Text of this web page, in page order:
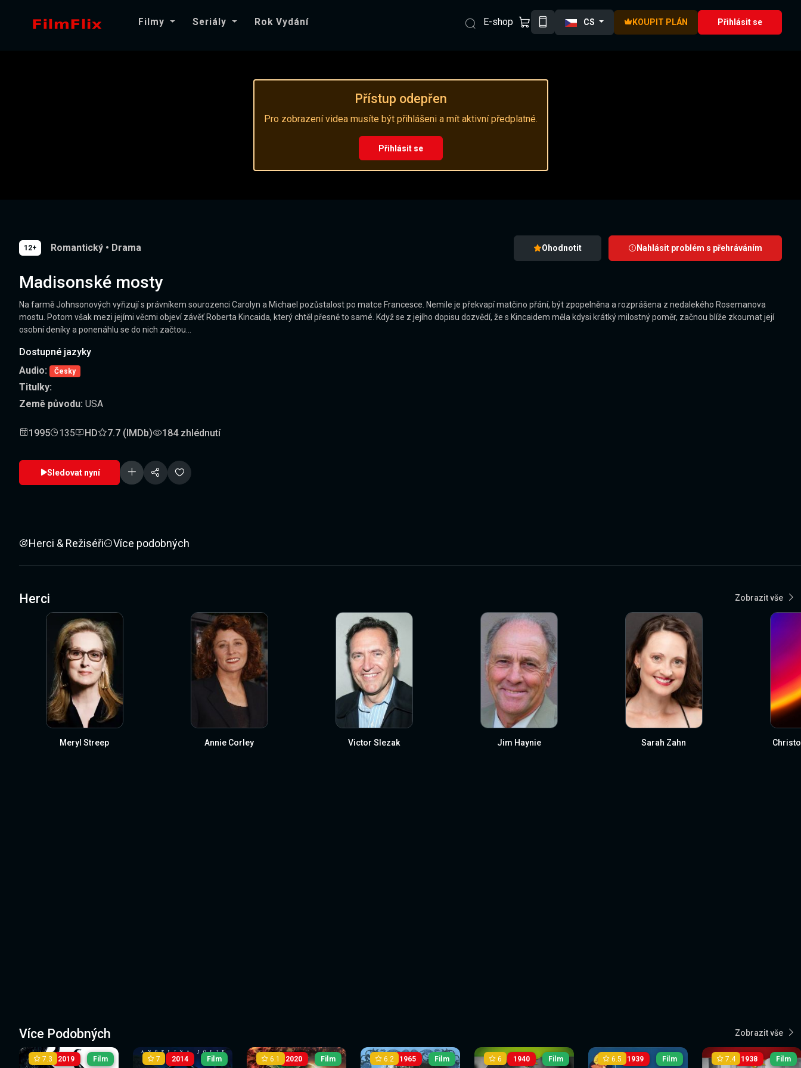
Filmy Seriály Rok Vydání E-shop CS KOUPIT PLÁN Přihlásit se
Přístup odepřen
Pro zobrazení videa musíte být přihlášeni a mít aktivní předplatné.
Přihlásit se
12+ Romantický • Drama Ohodnotit Nahlásit problém s přehráváním
Madisonské mosty
Na farmě Johnsonových vyřizují s právníkem sourozenci Carolyn a Michael pozůstalost po matce Francesce. Nemile je překvapí matčino přání, být zpopelněna a rozprášena z nedalekého Rosemanova
mostu. Potom však mezi jejími věcmi objeví závěť Roberta Kincaida, který chtěl přesně to samé. Když se z jejího dopisu dozvědí, že s Kincaidem měla kdysi krátký milostný poměr, začnou blíže zkoumat její
osobní deníky a ponenáhlu se do nich začtou...
Dostupné jazyky
Audio:
Česky
Titulky:
Země původu: USA
1995 135 HD 7.7 (IMDb) 184 zhlédnutí
Sledovat nyní
Herci & Režiséři Více podobných
Herci Zobrazit vše
Meryl Streep Annie Corley Victor Slezak Jim Haynie Sarah Zahn
Více Podobných Zobrazit vše
2019
7.3 Film 2014
7 Film 2020
6.1 Film 1965
6.2 Film 1940
6 Film 1939
6.5 Film 1938
7.4 Film